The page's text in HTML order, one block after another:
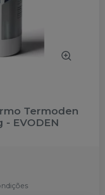
Termoden
- EVODEN